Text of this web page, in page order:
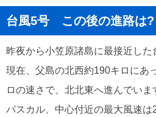
台風5号 この後の進路は
昨夜から小笠原諸島に最接近し
現在、父島の北西約190キロにあ
ロの速さで、北北東へ進んでい
パスカル、中心付近の最大風速は